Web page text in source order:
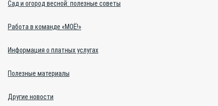
Сад и огород весной: полезные советы
Работа в команде «МОЁ!»
Информация о платных услугах
Полезные материалы
Другие новости